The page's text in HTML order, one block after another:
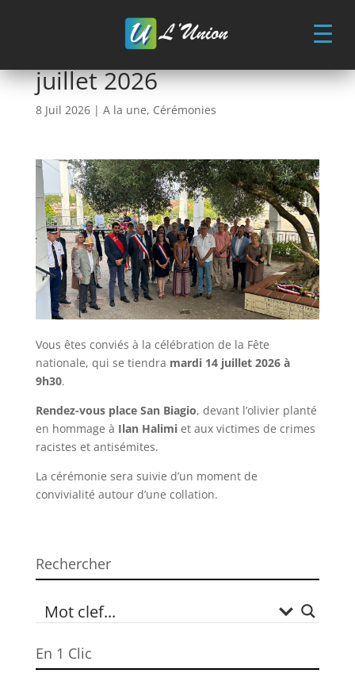
Fête nationale – Mardi 14
juillet 2026
8 Juil 2026| A la une, Cérémonies
Vous êtes conviés à la célébration de la Fête
nationale, qui se tiendra mardi 14 juillet 2026 à
9h30.
Rendez-vous place San Biagio, devant l’olivier planté
en hommage à Ilan Halimiet aux victimes de crimes
racistes et antisémites.
La cérémonie sera suivie d’un moment de
convivialité autour d’une collation.
Rechercher
En 1 Clic